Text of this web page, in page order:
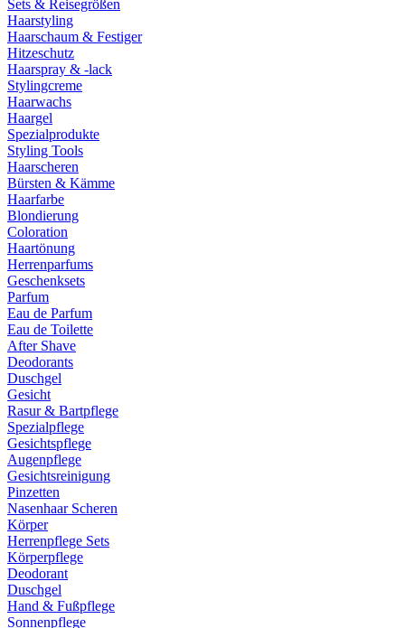
Sets & Reisegrößen
Haarstyling
Haarschaum & Festiger
Hitzeschutz
Haarspray & -lack
Stylingcreme
Haarwachs
Haargel
Spezialprodukte
Styling Tools
Haarscheren
Bürsten & Kämme
Haarfarbe
Blondierung
Coloration
Haartönung
Herrenparfums
Geschenksets
Parfum
Eau de Parfum
Eau de Toilette
After Shave
Deodorants
Duschgel
Gesicht
Rasur & Bartpflege
Spezialpflege
Gesichtspflege
Augenpflege
Gesichtsreinigung
Pinzetten
Nasenhaar Scheren
Körper
Herrenpflege Sets
Körperpflege
Deodorant
Duschgel
Hand & Fußpflege
Sonnenpflege